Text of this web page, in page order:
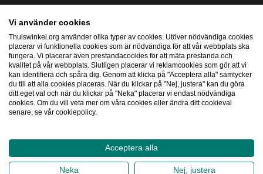
Thuiswinkel-recensioner, rättsliga medel och rådgivning,
stöd, marknadsundersökningar och vi har en egen
utbildningsplattform, Thuiswinkel e-Academy.
Navigera snabbt
2026©Thuiswinkel.org
Vi använder cookies
Thuiswinkel.org använder olika typer av cookies. Utöver nödvändiga cookies
placerar vi funktionella cookies som är nödvändiga för att vår webbplats ska
fungera. Vi placerar även prestandacookies för att mäta prestanda och
kvalitet på vår webbplats. Slutligen placerar vi reklamcookies som gör att vi
kan identifiera och spåra dig. Genom att klicka på "Acceptera alla" samtycker
du till att alla cookies placeras. När du klickar på "Nej, justera" kan du göra
ditt eget val och när du klickar på "Neka" placerar vi endast nödvändiga
cookies. Om du vill veta mer om våra cookies eller ändra ditt cookieval
senare, se vår cookiepolicy.
Acceptera alla
Neka Nej, justera